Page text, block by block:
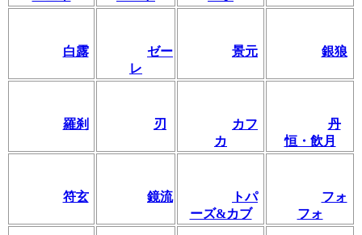
白露
ゼー
レ
景元 銀狼
羅刹 刃
カフ
カ
丹
恒・飲月
符玄 鏡流
トパ
ーズ&カブ
フォ
フォ